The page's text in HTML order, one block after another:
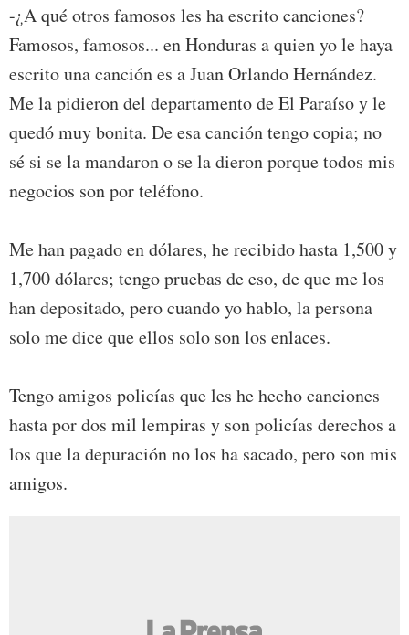
-¿A qué otros famosos les ha escrito canciones?
Famosos, famosos... en Honduras a quien yo le haya
escrito una canción es a Juan Orlando Hernández.
Me la pidieron del departamento de El Paraíso y le
quedó muy bonita. De esa canción tengo copia; no
sé si se la mandaron o se la dieron porque todos mis
negocios son por teléfono.
Me han pagado en dólares, he recibido hasta 1,500 y
1,700 dólares; tengo pruebas de eso, de que me los
han depositado, pero cuando yo hablo, la persona
solo me dice que ellos solo son los enlaces.
Tengo amigos policías que les he hecho canciones
hasta por dos mil lempiras y son policías derechos a
los que la depuración no los ha sacado, pero son mis
amigos.